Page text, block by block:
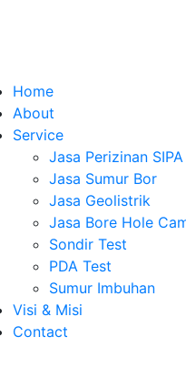
Home
About
Service
Jasa Perizinan
Jasa Sumur Bor
Jasa Geolistrik
Jasa Bore Hole
Sondir Test
PDA Test
Sumur Imbuhan
Visi & Misi
Contact